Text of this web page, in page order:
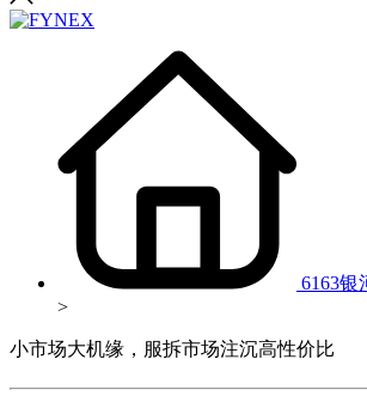
6163银
>
小市场大机缘，服拆市场注沉高性价比